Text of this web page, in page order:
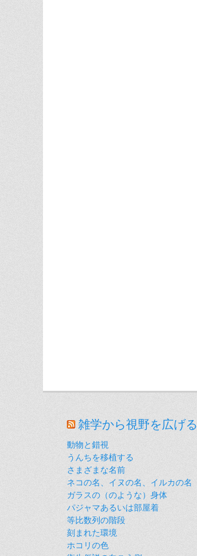
雑学から視野を広げる
動物と錯視
うんちを移植する
さまざまな名前
ネコの名、イヌの名、イルカの名
ガラスの（のような）身体
パジャマあるいは部屋着
等比数列の階段
刻まれた環境
ホコリの色